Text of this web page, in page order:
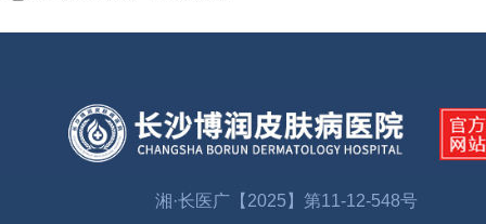
湘·长医广【2025】第11-12-548号